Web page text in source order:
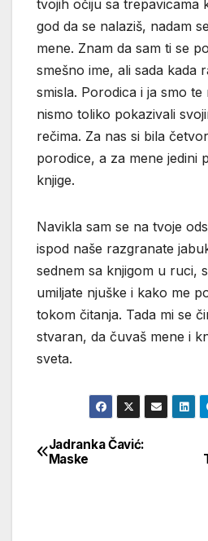
tvojih očiju sa trepavicama
god da se nalaziš, nadam
mene. Znam da sam ti se
smešno ime, ali sada kada
smisla. Porodica i ja smo
nismo toliko pokazivali
rečima. Za nas si bila
porodice, a za mene jedini
knjige.
Navikla sam se na tvoje
ispod naše razgranate
sednem sa knjigom u ruci,
umiljate njuške i kako me
tokom čitanja. Tada mi se
stvaran, da čuvaš mene i
sveta.
Кретање
Jadranka Čavić:
Maske